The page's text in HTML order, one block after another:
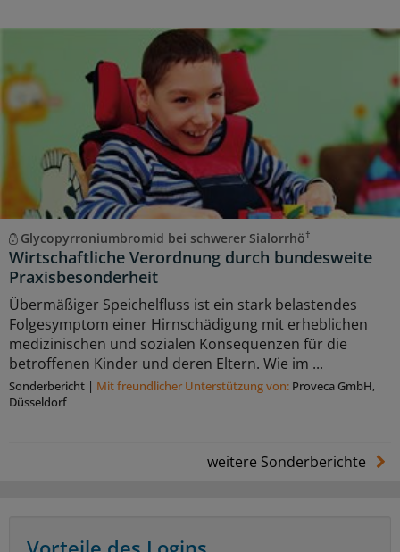
Glycopyrroniumbromid bei schwerer Sialorrhö†
Wirtschaftliche Verordnung durch bundesweite
Praxisbesonderheit
Übermäßiger Speichelfluss ist ein stark belastendes
Folgesymptom einer Hirnschädigung mit erheblichen
medizinischen und sozialen Konsequenzen für die
betroffenen Kinder und deren Eltern. Wie im ...
Sonderbericht | Mit freundlicher Unterstützung von: Proveca GmbH,
Düsseldorf
weitere Sonderberichte